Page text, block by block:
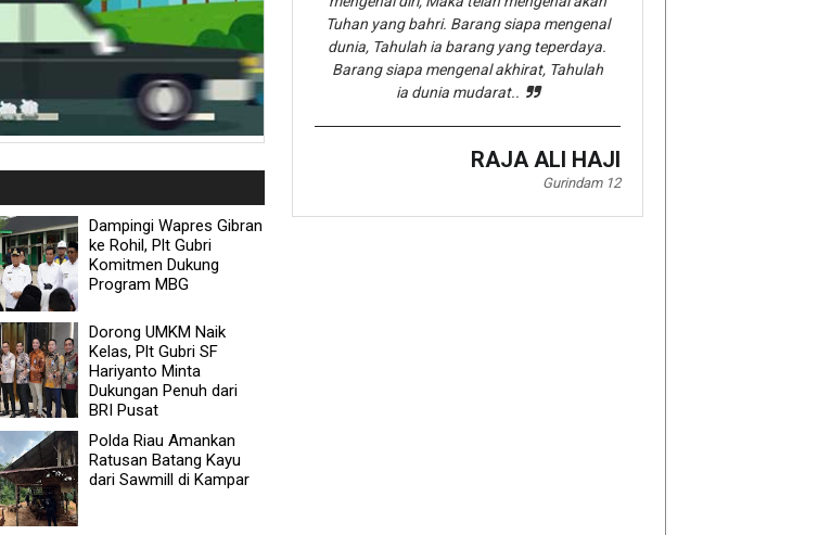
Dampingi Wapres Gibran
ke Rohil, Plt Gubri
Komitmen Dukung
Program MBG
Dorong UMKM Naik
Kelas, Plt Gubri SF
Hariyanto Minta
Dukungan Penuh dari
BRI Pusat
Polda Riau Amankan
Ratusan Batang Kayu
dari Sawmill di Kampar
Tuhan yang bahri. Barang siapa mengenal
dunia, Tahulah ia barang yang teperdaya.
Barang siapa mengenal akhirat, Tahulah
ia dunia mudarat..
RAJA ALI HAJI
Gurindam 12